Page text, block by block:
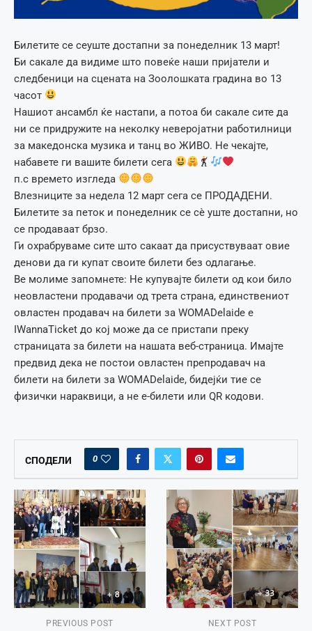
Билетите се сеуште достапни за понеделник 13 март!
Би сакале да видиме што повеќе наши пријатели и
следбеници на сцената на Зоолошката градина во 13
часот
Нашиот ансамбл ќе настапи, а потоа би сакале сите да
ни се придружите на неколку неверојатни работилници
за македонска музика и танц во ЖИВО. Не чекајте,
набавете ги вашите билети сега
п.с времето изгледа
Влезниците за недела 12 март сега се ПРОДАДЕНИ.
Билетите за петок и понеделник се сè уште достапни, но
се продаваат брзо.
Ги охрабруваме сите што сакаат да присуствуваат овие
денови да ги купат своите билети без одлагање.
Ве молиме запомнете: Не купувајте билети од кои било
неовластени продавачи од трета страна, единствениот
овластен продавач на билети за WOMADelaide е
IWannaTicket до кој може да се пристапи преку
страницата за билети на нашата веб-страница. Имајте
предвид дека не постои овластен препродавач на
билети на билети за WOMADelaide, бидејќи тие се
физички нараквици, а не е-билети или QR кодови.
СПОДЕЛИ 0
PREVIOUS POST NEXT POST